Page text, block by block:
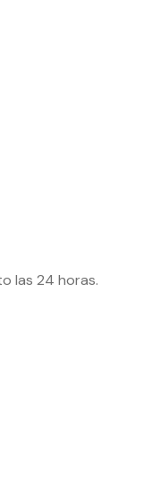
las 24 horas.